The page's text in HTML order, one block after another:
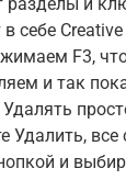
разделы и
себе
F3,
и так
Удалить,
и